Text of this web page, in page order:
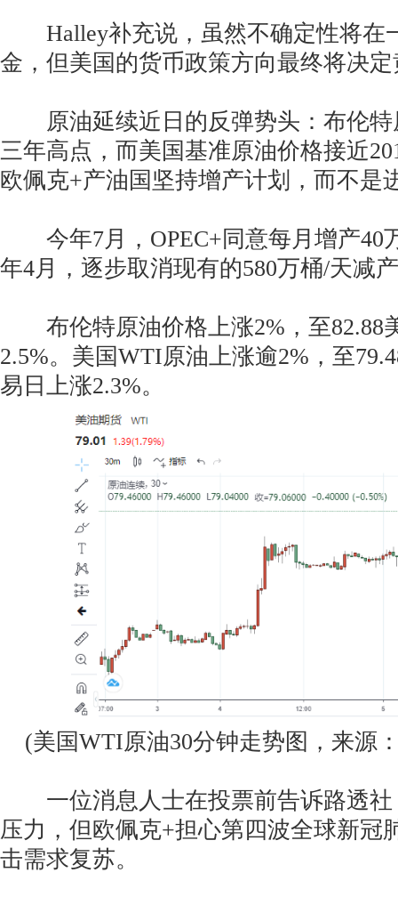
Halley补充说，虽然不确定性将在
金，但美国的货币政策方向最终将决
原油延续近日的反弹势头：布伦特
三年高点，而美国基准原油价格接近
欧佩克+产油国坚持增产计划，而不是
今年7月，OPEC+同意每月增产40
年4月，逐步取消现有的580万桶/天减
布伦特原油价格上涨2%，至82.88
2.5%。美国WTI原油上涨逾2%，至
易日上涨2.3%。
(美国WTI原油30分钟走势图，来源
一位消息人士在投票前告诉路透社
压力，但欧佩克+担心第四波全球新冠
击需求复苏。